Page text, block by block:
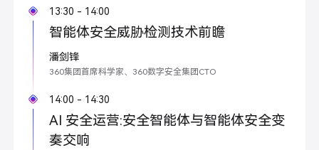
13:30 - 14:00
智能体安全威胁检测技术前瞻
潘剑锋
360集团首席科学家、360数字安全集团CTO
14:00 - 14:30
AI 安全运营:安全智能体与智能体安全变
奏交响